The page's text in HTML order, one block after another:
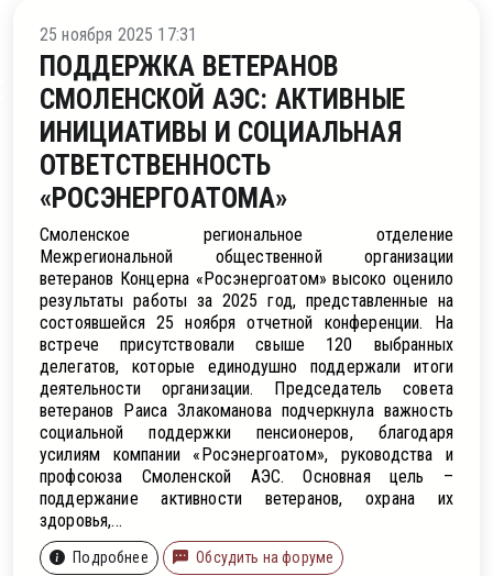
25 ноября 2025 17:31
ПОДДЕРЖКА ВЕТЕРАНОВ
СМОЛЕНСКОЙ АЭС: АКТИВНЫЕ
ИНИЦИАТИВЫ И СОЦИАЛЬНАЯ
ОТВЕТСТВЕННОСТЬ
«РОСЭНЕРГОАТОМА»
Смоленское региональное отделение
Межрегиональной общественной организации
ветеранов Концерна «Росэнергоатом» высоко оценило
результаты работы за 2025 год, представленные на
состоявшейся 25 ноября отчетной конференции. На
встрече присутствовали свыше 120 выбранных
делегатов, которые единодушно поддержали итоги
деятельности организации. Председатель совета
ветеранов Раиса Злакоманова подчеркнула важность
социальной поддержки пенсионеров, благодаря
усилиям компании «Росэнергоатом», руководства и
профсоюза Смоленской АЭС. Основная цель –
поддержание активности ветеранов, охрана их
здоровья,...
Подробнее Обсудить на форуме